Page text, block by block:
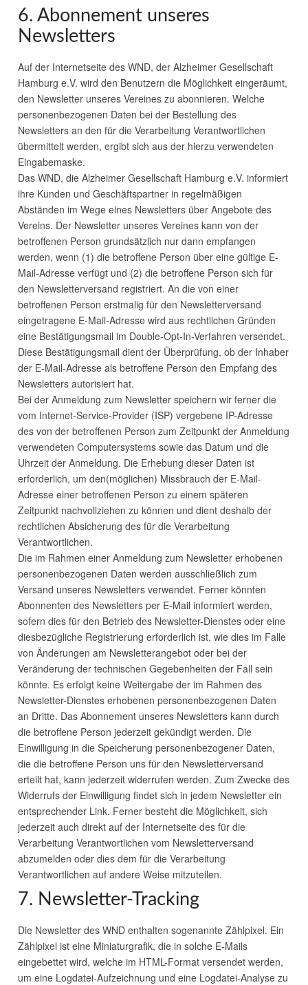
6. Abonnement unseres
Newsletters
Auf der Internetseite desWND, der Alzheimer Gesellschaft
Hamburg e.V. wird den Benutzern die Möglichkeit eingeräumt,
den Newsletter unseres Vereines zu abonnieren. Welche
personenbezogenen Daten bei der Bestellung des
Newsletters an den für die Verarbeitung Verantwortlichen
übermittelt werden, ergibt sich aus der hierzu verwendeten
Eingabemaske.
DasWND, die Alzheimer Gesellschaft Hamburg e.V. informiert
ihre Kunden und Geschäftspartner in regelmäßigen
Abständen im Wege eines Newsletters über Angebote des
Vereins. Der Newsletter unseres Vereines kann von der
betroffenen Person grundsätzlich nur dann empfangen
werden, wenn (1) die betroffene Person über eine gültige E-
Mail-Adresse verfügt und (2) die betroffene Person sich für
den Newsletterversand registriert. An die von einer
betroffenen Person erstmalig für den Newsletterversand
eingetragene E-Mail-Adresse wird aus rechtlichen Gründen
eine Bestätigungsmail im Double-Opt-In-Verfahren versendet.
Diese Bestätigungsmail dient der Überprüfung, ob der Inhaber
der E-Mail-Adresse als betroffene Person den Empfang des
Newsletters autorisiert hat.
Bei der Anmeldung zum Newsletter speichern wir ferner die
vom Internet-Service-Provider (ISP) vergebene IP-Adresse
des von der betroffenen Person zum Zeitpunkt der Anmeldung
verwendeten Computersystems sowie das Datum und die
Uhrzeit der Anmeldung. Die Erhebung dieser Daten ist
erforderlich, um den(möglichen) Missbrauch der E-Mail-
Adresse einer betroffenen Person zu einem späteren
Zeitpunkt nachvollziehen zu können und dient deshalb der
rechtlichen Absicherung des für die Verarbeitung
Verantwortlichen.
Die im Rahmen einer Anmeldung zum Newsletter erhobenen
personenbezogenen Daten werden ausschließlich zum
Versand unseres Newsletters verwendet. Ferner könnten
Abonnenten des Newsletters per E-Mail informiert werden,
sofern dies für den Betrieb des Newsletter-Dienstes oder eine
diesbezügliche Registrierung erforderlich ist, wie dies im Falle
von Änderungen am Newsletterangebot oder bei der
Veränderung der technischen Gegebenheiten der Fall sein
könnte. Es erfolgt keine Weitergabe der im Rahmen des
Newsletter-Dienstes erhobenen personenbezogenen Daten
an Dritte. Das Abonnement unseres Newsletters kann durch
die betroffene Person jederzeit gekündigt werden. Die
Einwilligung in die Speicherung personenbezogener Daten,
die die betroffene Person uns für den Newsletterversand
erteilt hat, kann jederzeit widerrufen werden. Zum Zwecke des
Widerrufs der Einwilligung findet sich in jedem Newsletter ein
entsprechender Link. Ferner besteht die Möglichkeit, sich
jederzeit auch direkt auf der Internetseite des für die
Verarbeitung Verantwortlichen vom Newsletterversand
abzumelden oder dies dem für die Verarbeitung
Verantwortlichen auf andere Weise mitzuteilen.
7. Newsletter-Tracking
Die Newsletter desWND enthalten sogenannte Zählpixel. Ein
Zählpixel ist eine Miniaturgrafik, die in solche E-Mails
eingebettet wird, welche im HTML-Format versendet werden,
um eine Logdatei-Aufzeichnung und eine Logdatei-Analyse zu